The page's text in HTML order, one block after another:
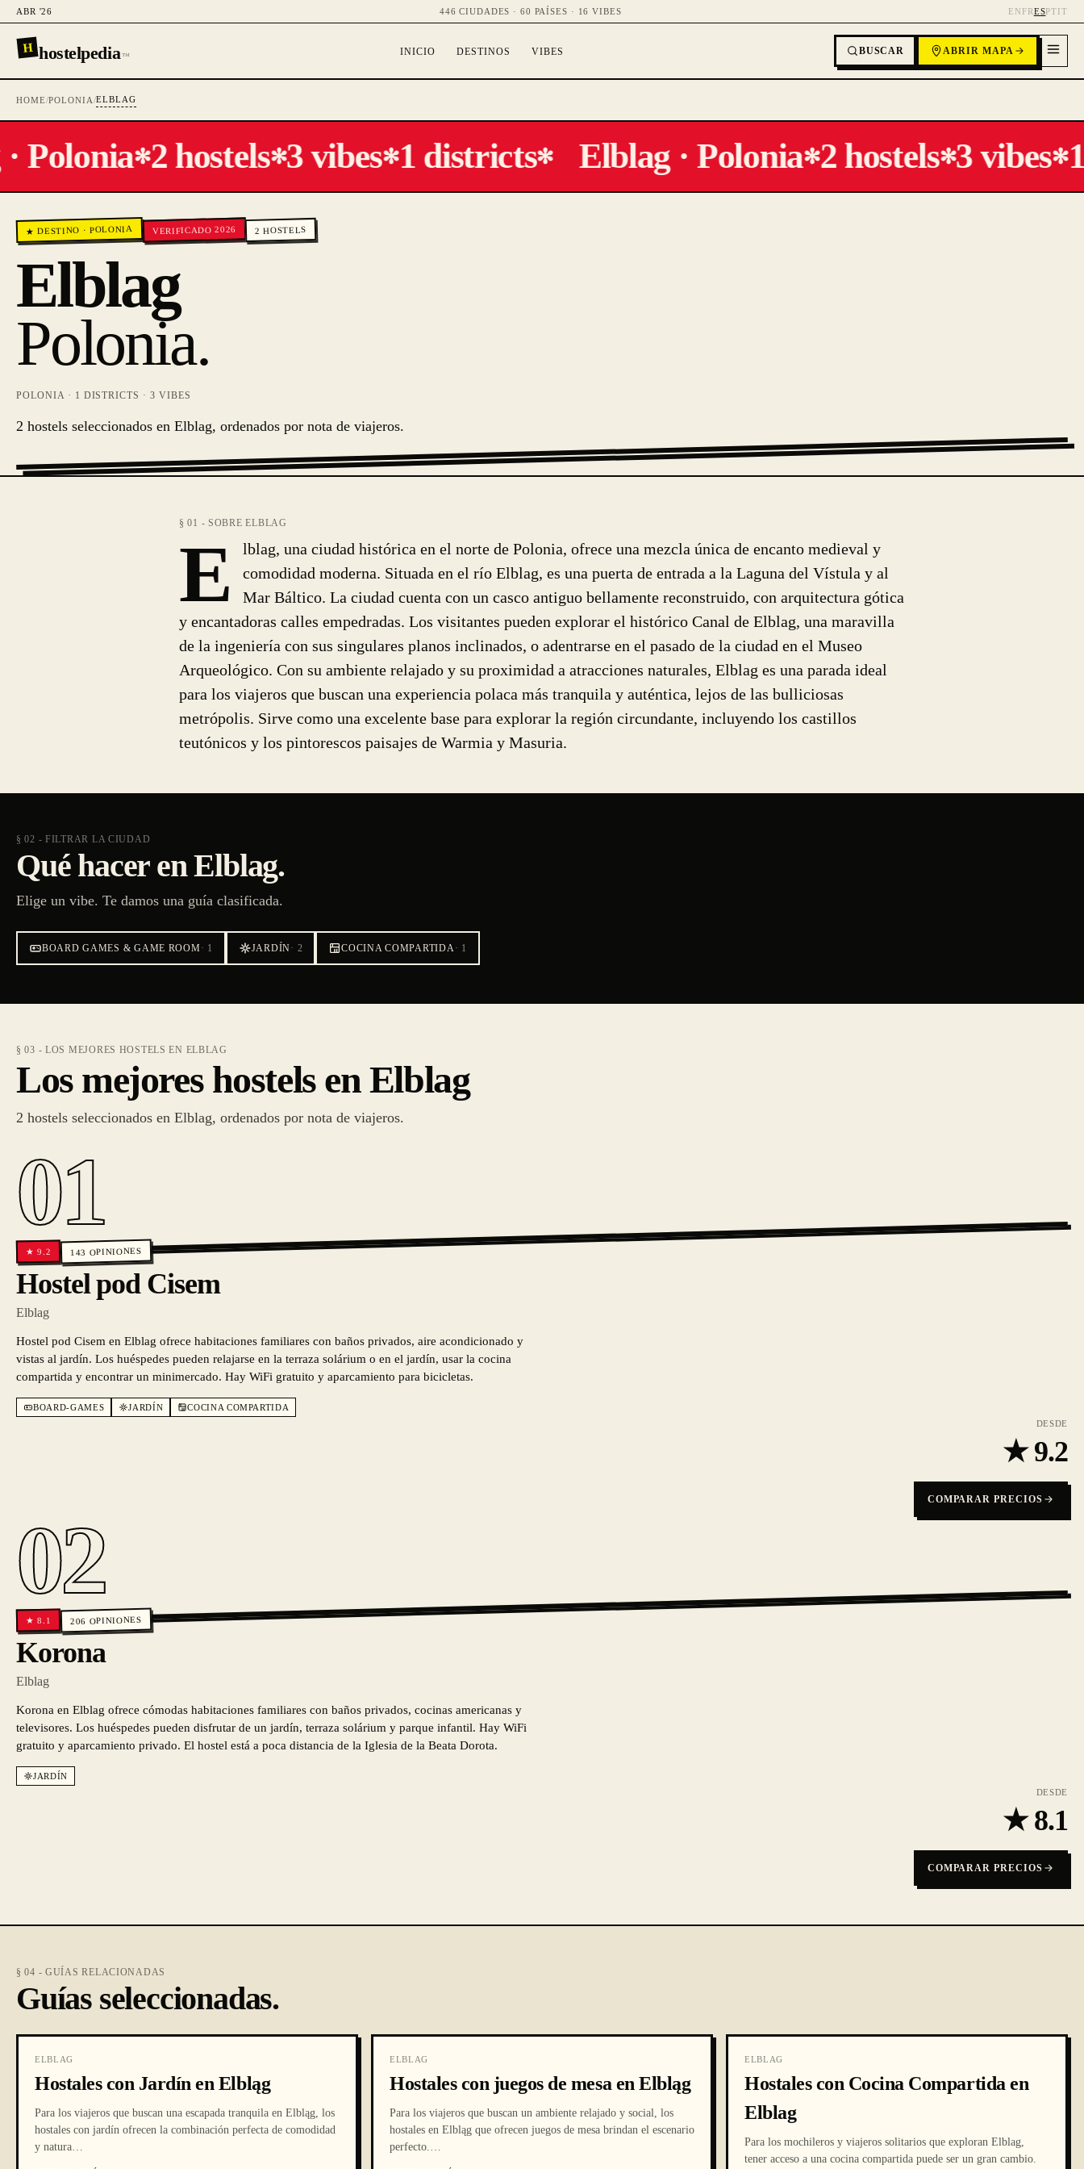
ABR '26 446 CIUDADES · 60 PAÍSES · 16 VIBES EN FRESPTIT
H hostelpedia™ INICIO DESTINOS VIBES BUSCAR ABRIR MAPA
HOME/POLONIA/ELBLAG
Polonia✻2 hostels✻3 vibes✻1 districts✻ Elblag · Polonia✻2 hostels✻3 vibes✻1
★ DESTINO ·POLONIA VERIFICADO 2026 2 HOSTELS
Elblag
Polonia.
POLONIA· 1 DISTRICTS ·3 VIBES
2 hostels seleccionados en Elblag, ordenados por nota de viajeros.
§ 01 - SOBRE ELBLAG
E
lblag, una ciudad histórica en el norte de Polonia, ofrece una mezcla única de encanto medieval y
comodidad moderna. Situada en el río Elblag, es una puerta de entrada a la Laguna del Vístula y al
Mar Báltico. La ciudad cuenta con un casco antiguo bellamente reconstruido, con arquitectura gótica
y encantadoras calles empedradas. Los visitantes pueden explorar el histórico Canal de Elblag, una maravilla
de la ingeniería con sus singulares planos inclinados, o adentrarse en el pasado de la ciudad en el Museo
Arqueológico. Con su ambiente relajado y su proximidad a atracciones naturales, Elblag es una parada ideal
para los viajeros que buscan una experiencia polaca más tranquila y auténtica, lejos de las bulliciosas
metrópolis. Sirve como una excelente base para explorar la región circundante, incluyendo los castillos
teutónicos y los pintorescos paisajes de Warmia y Masuria.
§ 02 - FILTRAR LA CIUDAD
Qué hacer en Elblag.
Elige un vibe. Te damos una guía clasificada.
BOARD GAMES & GAME ROOM· 1 JARDÍN· 2 COCINA COMPARTIDA· 1
§ 03 - LOS MEJORES HOSTELS EN ELBLAG
Los mejores hostels en Elblag
2 hostels seleccionados en Elblag, ordenados por nota de viajeros.
01
★9.2 143 OPINIONES
Hostel pod Cisem
Elblag
Hostel pod Cisem en Elblag ofrece habitaciones familiares con baños privados, aire acondicionado y
vistas al jardín. Los huéspedes pueden relajarse en la terraza solárium o en el jardín, usar la cocina
compartida y encontrar un minimercado. Hay WiFi gratuito y aparcamiento para bicicletas.
BOARD-GAMES JARDÍN
COCINA COMPARTIDA
DESDE
★9.2
COMPARAR PRECIOS
02
★8.1 206 OPINIONES
Korona
Elblag
Korona en Elblag ofrece cómodas habitaciones familiares con baños privados, cocinas americanas y
televisores. Los huéspedes pueden disfrutar de un jardín, terraza solárium y parque infantil. Hay WiFi
gratuito y aparcamiento privado. El hostel está a poca distancia de la Iglesia de la Beata Dorota.
JARDÍN
DESDE
★8.1
COMPARAR PRECIOS
§ 04 - GUÍAS RELACIONADAS
Guías seleccionadas.
ELBLAG
Hostales con Jardín en Elbląg
Para los viajeros que buscan una escapada tranquila en Elbląg, los
hostales con jardín ofrecen la combinación perfecta de comodidad
y natura…
ELBLAG
Hostales con juegos de mesa en Elbląg
Para los viajeros que buscan un ambiente relajado y social, los
hostales en Elbląg que ofrecen juegos de mesa brindan el escenario
perfecto.…
ELBLAG
Hostales con Cocina Compartida en
Elblag
Para los mochileros y viajeros solitarios que exploran Elblag,
tener acceso a una cocina compartida puede ser un gran cambio.